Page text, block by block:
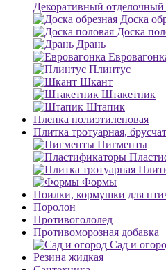
Декоративный
Доска
Доска
Дрань
Плинтус
Шкант
Штакетник
Штапик
Пленка полиэтиленовая
Плитка тротуарная,
Пигменты
Формы
Поилки, кормушки для
Поролон
Противогололед
Противоморозная добавка
Сад и
Резина жидкая